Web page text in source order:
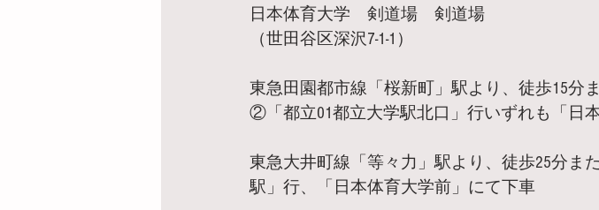
日本体育大学　剣道場　剣道場
（世田谷区深沢7-1-1）
東急田園都市線「桜新町」駅より、徒歩15分
②「都立01都立大学駅北口」行いずれも「日
東急大井町線「等々力」駅より、徒歩25分ま
駅」行、「日本体育大学前」にて下車